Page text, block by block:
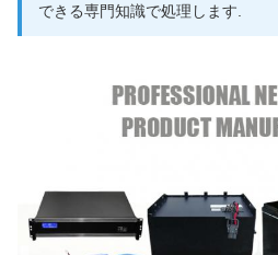
できる専門知識で処理します.